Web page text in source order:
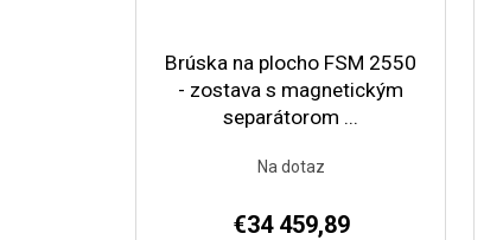
Brúska na plocho FSM 2550
- zostava s magnetickým
separátorom ...
Na dotaz
€34 459,89